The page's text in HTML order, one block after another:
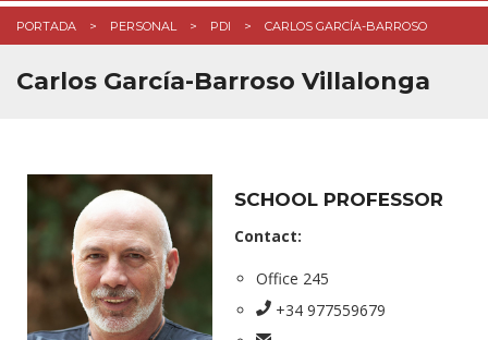
PORTADA PERSONAL PDI CARLOS GARCÍA-BARROSO
Carlos García-Barroso Villalonga
SCHOOL PROFESSOR
Contact:
Office 245
+34 977559679